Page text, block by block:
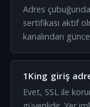
Adres
sertifikası aktif
kanalından
1King giriş
Evet, SSL ile